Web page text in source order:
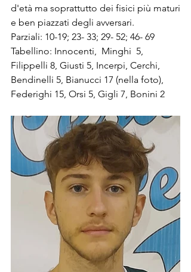
d'età ma soprattutto dei fisici più maturi
e ben piazzati degli avversari.
Parziali: 10-19; 23- 33; 29- 52; 46- 69
Tabellino: Innocenti,  Minghi  5,
Filippelli 8, Giusti 5, Incerpi, Cerchi,
Bendinelli 5, Bianucci 17 (nella foto),
Federighi 15, Orsi 5, Gigli 7, Bonini 2